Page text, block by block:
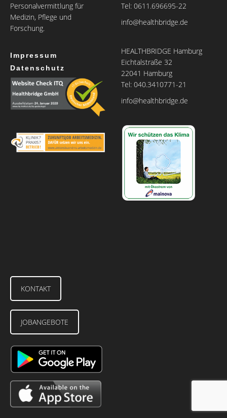
Personalvermittlung für
Medizin, Pflege und
Forschung.
Impressum
Datenschutz
Tel: 0611.696695-22
info@healthbridge.de
HEALTHBRIDGE Hamburg
Eichtalstraße 32
22041 Hamburg
Tel: 040.3410771-21
info@healthbridge.de
KONTAKT
JOBANGEBOTE